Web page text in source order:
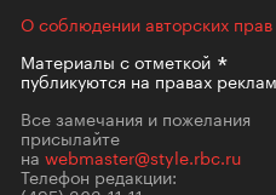
О соблюдении авторских прав
Материалы сотметкой
публикуются на правах
Все замечания и пожелания
присылайте
на webmaster@style.rbc.ru
Телефон редакции: